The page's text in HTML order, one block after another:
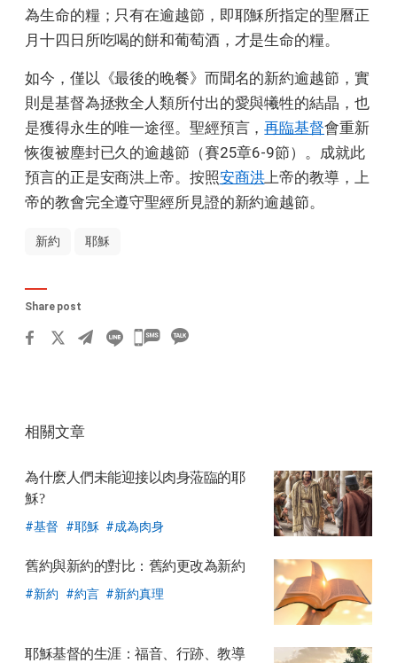
為生命的糧；只有在逾越節，即耶穌所指定的聖曆正
月十四日所吃喝的餅和葡萄酒，才是生命的糧。
如今，僅以《最後的晚餐》而聞名的新約逾越節，實
則是基督為拯救全人類所付出的愛與犧牲的結晶，也
是獲得永生的唯一途徑。聖經預言，再臨基督會重新
恢復被塵封已久的逾越節（賽25章6-9節）。成就此
預言的正是安商洪上帝。按照安商洪上帝的教導，上
帝的教會完全遵守聖經所見證的新約逾越節。
新約 耶穌
Share post
카
하
相關文章
為什麽人們未能迎接以肉身蒞臨的耶
穌?
基督 耶穌 成為肉身
舊約與新約的對比：舊約更改為新約
新約 約言 新約真理
耶穌基督的生涯：福音、行跡、教導